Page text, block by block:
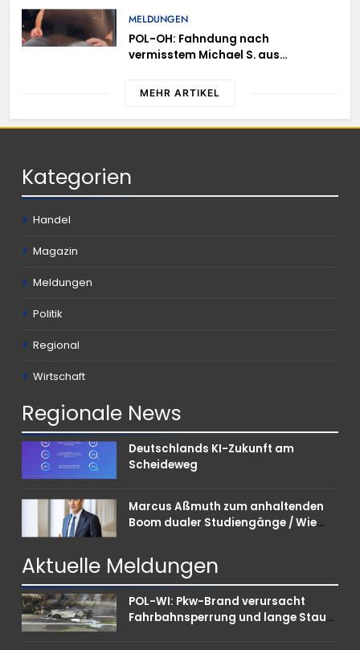
MELDUNGEN
POL-OH: Fahndung nach
vermisstem Michael S. aus
MEHR ARTIKEL
Kategorien
Handel
Magazin
Meldungen
Politik
Regional
Wirtschaft
Regionale News
Deutschlands KI-Zukunft am
Scheideweg
Marcus Aßmuth zum anhaltenden
Boom dualer Studiengänge / Wie
punkten können
Aktuelle Meldungen
POL-WI: Pkw-Brand verursacht
Fahrbahnsperrung und lange Staus